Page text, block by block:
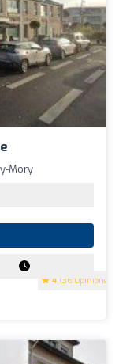
4 (36 Opinions)
Mory